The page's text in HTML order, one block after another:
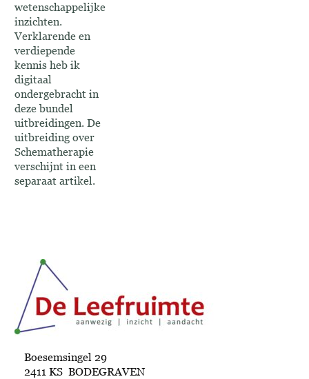
wetenschappelijke
inzichten.
Verklarende en
verdiepende
kennis heb ik
digitaal
ondergebracht in
deze bundel
uitbreidingen. De
uitbreiding over
Schematherapie
verschijnt in een
separaat artikel.
Boesemsingel 29
2411 KS BODEGRAVEN